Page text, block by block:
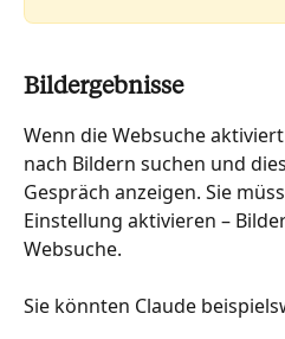
Bildergebnisse
Wenn die Websuche
nach Bildern suchen und
Gespräch anzeigen. Sie
Einstellung aktivieren –
Websuche.
Sie könnten Claude